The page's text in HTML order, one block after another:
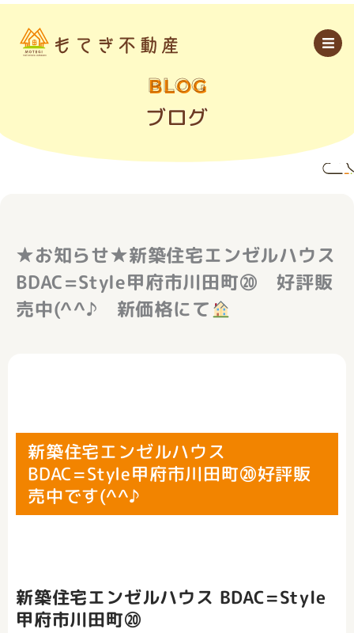
内
BLOG
ブログ
★お知らせ★新築住宅エンゼルハウス
BDAC=Style甲府市川田町⑳ 好評販
売中(^^♪ 新価格にて
新築住宅エンゼルハウス
BDAC=Style甲府市川田町⑳好評販
売中です(^^♪
新築住宅エンゼルハウス BDAC=Style
甲府市川田町⑳